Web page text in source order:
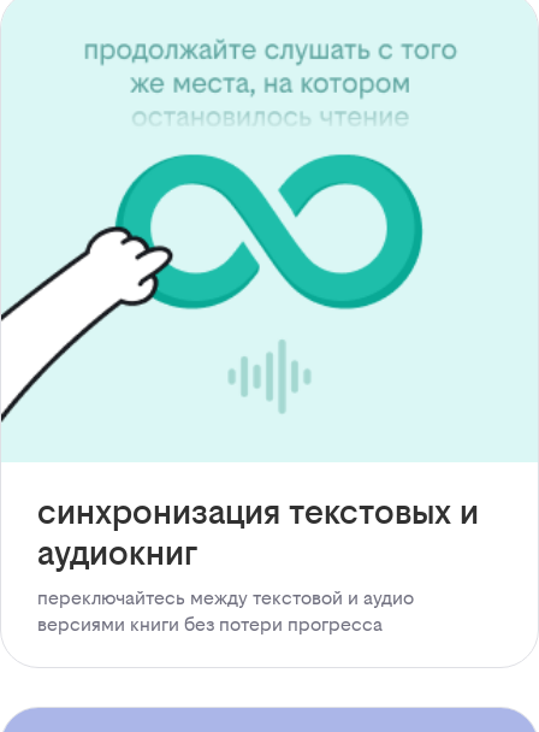
синхронизация текстовых и
аудиокниг
переключайтесь между текстовой и аудио
версиями книги без потери прогресса